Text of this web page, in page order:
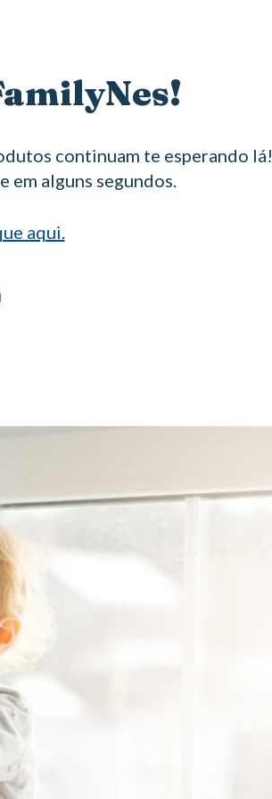
continuam te esperando lá!
alguns segundos.
aqui.